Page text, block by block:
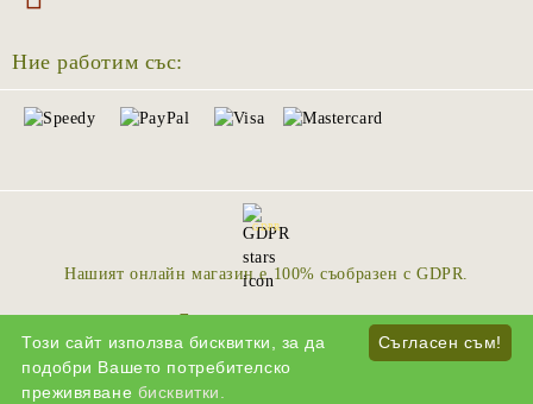
Ние работим със:
GDPR
Нашият онлайн магазин е 100% съобразен с GDPR.
Онлайн магазин от SELITON
Съгласен съм!
Този сайт използва бисквитки, за да
подобри Вашето потребителско
преживяване бисквитки.